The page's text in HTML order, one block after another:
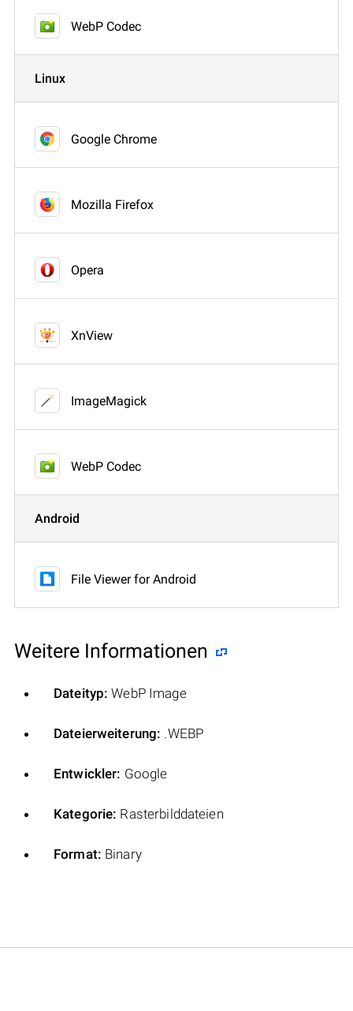
WebP Codec
Linux
Google Chrome
Mozilla Firefox
Opera
XnView
ImageMagick
WebP Codec
Android
File Viewer for Android
Weitere Informationen
Dateityp: WebP Image
Dateierweiterung: .WEBP
Entwickler: Google
Kategorie: Rasterbilddateien
Format: Binary